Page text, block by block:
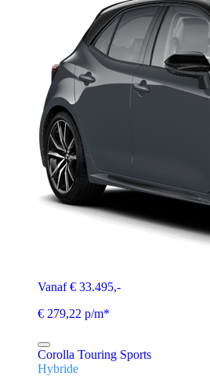
Vanaf € 33.495,-
€ 279,22 p/m*
Corolla Touring Sports
Hybride